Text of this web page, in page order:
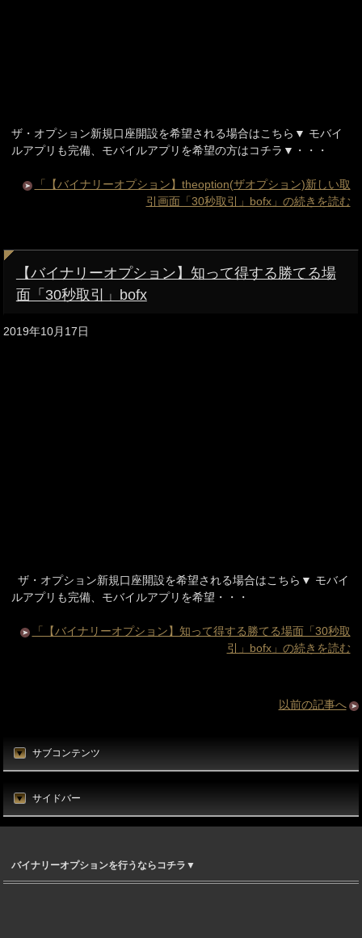
ザ・オプション新規口座開設を希望される場合はこちら▼ モバイ
ルアプリも完備、モバイルアプリを希望の方はコチラ▼・・・
「【バイナリーオプション】theoption(ザオプション)新しい取
引画面「30秒取引」bofx」の続きを読む
【バイナリーオプション】知って得する勝てる場
面「30秒取引」bofx
2019年10月17日
ザ・オプション新規口座開設を希望される場合はこちら▼ モバイ
ルアプリも完備、モバイルアプリを希望・・・
「【バイナリーオプション】知って得する勝てる場面「30秒取
引」bofx」の続きを読む
以前の記事へ
サブコンテンツ
サイドバー
バイナリーオプションを行うならコチラ▼